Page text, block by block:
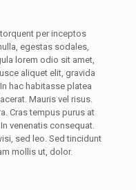
per inceptos
egestas sodales,
lorem odio sit amet,
aliquet elit, gravida
hac habitasse platea
Mauris vel risus.
Cras tempus purus at
venenatis consequat.
sed leo. Sed tincidunt
mollis ut, dolor.